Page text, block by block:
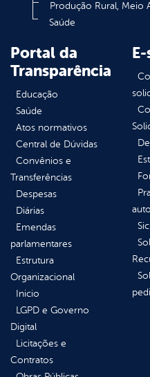
Produção Rural, Meio
Saúde
Portal da
Transparência
Educação
Saúde
Atos normativos
Central de Dúvidas
Convênios e
Transferências
Despesas
Diárias
Emendas
parlamentares
Estrutura
Organizacional
Inicio
LGPD e Governo
Digital
Licitações e
Contratos